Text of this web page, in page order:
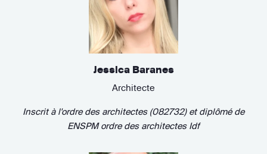
Jessica Baranes
Architecte
Inscrit à l'ordre des architectes (082732) et diplômé de
ENSPM ordre des architectes Idf